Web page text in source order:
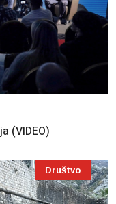
(VIDEO)
Društvo